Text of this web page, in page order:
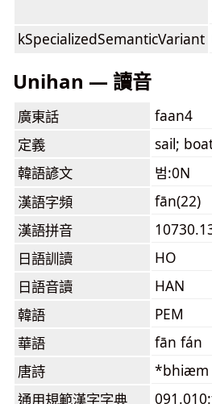
kSpecializedSemanticVariant
Unihan — 讀音
廣東話
faan4
定義
sail;
韓語諺文
범:0N
漢語字頻
fān(22)
漢語拼音
日語訓讀
HO
日語音讀
HAN
韓語
PEM
華語
fān fán
唐詩
*bhiæm
通用規範漢字字典